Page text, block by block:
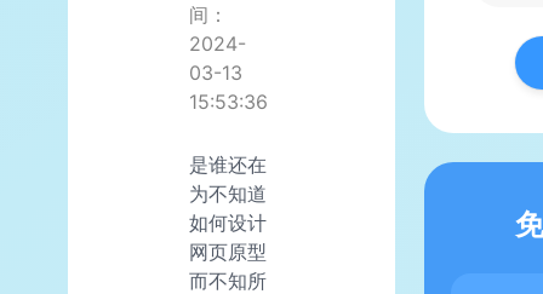
间：
2024-
03-13
15:53:36
是谁还在
为不知道
如何设计
网页原型
而不知所